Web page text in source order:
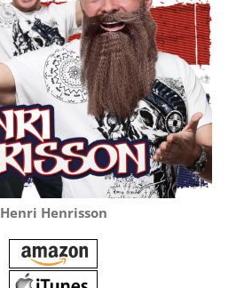
Henri Henrisson